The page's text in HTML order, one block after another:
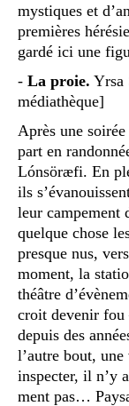
mystiques et
premières
gardé ici une
- La proie. Yrsa
médiathèque]
Après une
part en
Lónsöræfi. En
ils
leur campement
quelque chose
presque nus,
moment, la
théâtre
croit devenir fou
depuis des
l’autre bout,
inspecter, il n’y
ment pas…